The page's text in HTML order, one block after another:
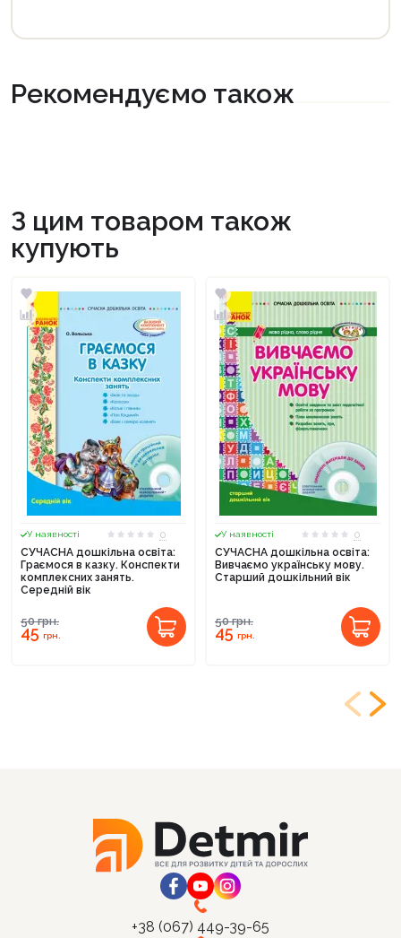
Рекомендуємо також
З цим товаром також
купують
У наявності
0
СУЧАСНА дошкільна освіта:
Граємося в казку. Конспекти
комплексних занять.
Середній вік
50грн.
45грн.
У наявності
0
СУЧАСНА дошкільна освіта:
Вивчаємо українську мову.
Старший дошкільний вік
50грн.
45грн.
+38 (067) 449-39-65